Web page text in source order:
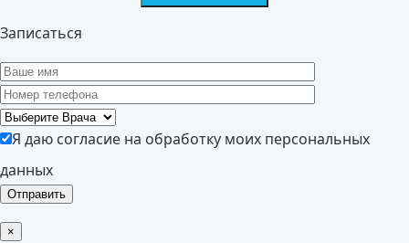
Записаться
Я даю согласие на обработку моих персональных
данных
×